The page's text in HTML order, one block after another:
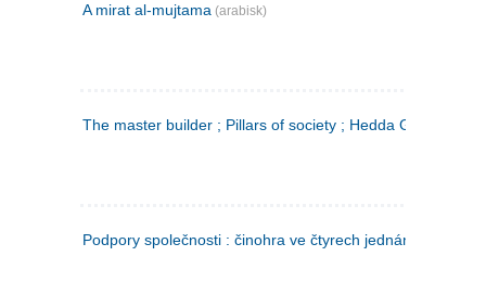
A mirat al-mujtama (arabisk)
The master builder ; Pillars of society ; Hedda Gabler
Podpory společnosti : činohra ve čtyrech jednáních